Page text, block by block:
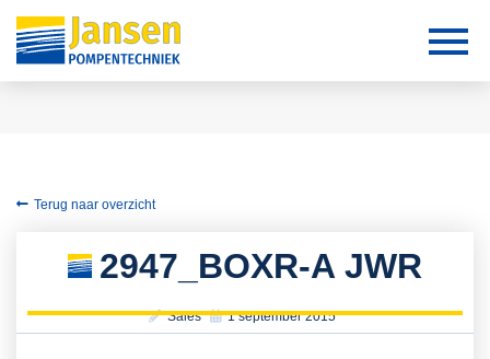
Terug naar overzicht
2947_BOXR-A JWR
Sales 1 september 2015